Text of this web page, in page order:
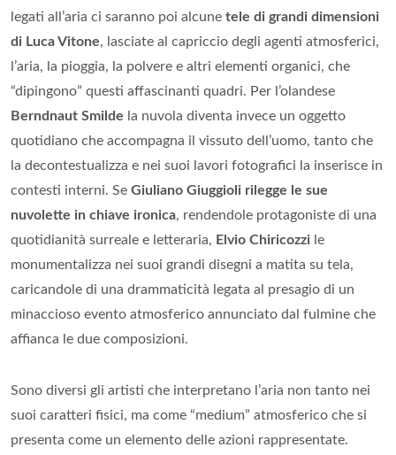
legati all’aria ci saranno poi alcune tele di grandi dimensioni
di Luca Vitone, lasciate al capriccio degli agenti atmosferici,
l’aria, la pioggia, la polvere e altri elementi organici, che
“dipingono” questi affascinanti quadri. Per l’olandese
Berndnaut Smilde la nuvola diventa invece un oggetto
quotidiano che accompagna il vissuto dell’uomo, tanto che
la decontestualizza e nei suoi lavori fotografici la inserisce in
contesti interni. Se Giuliano Giuggioli rilegge le sue
nuvolette in chiave ironica, rendendole protagoniste di una
quotidianità surreale e letteraria, Elvio Chiricozzi le
monumentalizza nei suoi grandi disegni a matita su tela,
caricandole di una drammaticità legata al presagio di un
minaccioso evento atmosferico annunciato dal fulmine che
affianca le due composizioni.
Sono diversi gli artisti che interpretano l’aria non tanto nei
suoi caratteri fisici, ma come “medium” atmosferico che si
presenta come un elemento delle azioni rappresentate.